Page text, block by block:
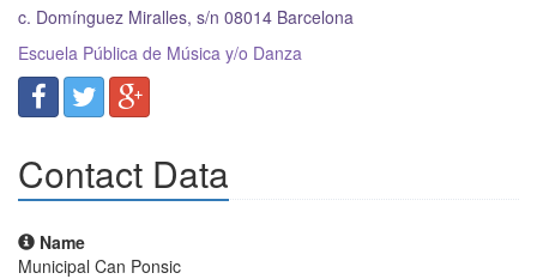
c. Domínguez Miralles, s/n 08014 Barcelona
Escuela Pública de Música y/o Danza
Contact Data
Name
Municipal Can Ponsic